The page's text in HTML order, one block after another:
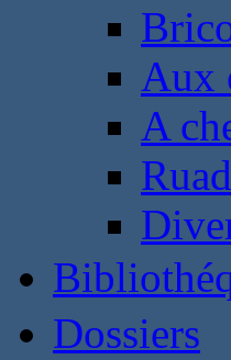
Aux
A
Dossiers